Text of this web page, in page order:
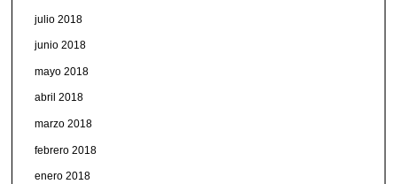
julio 2018
junio 2018
mayo 2018
abril 2018
marzo 2018
febrero 2018
enero 2018